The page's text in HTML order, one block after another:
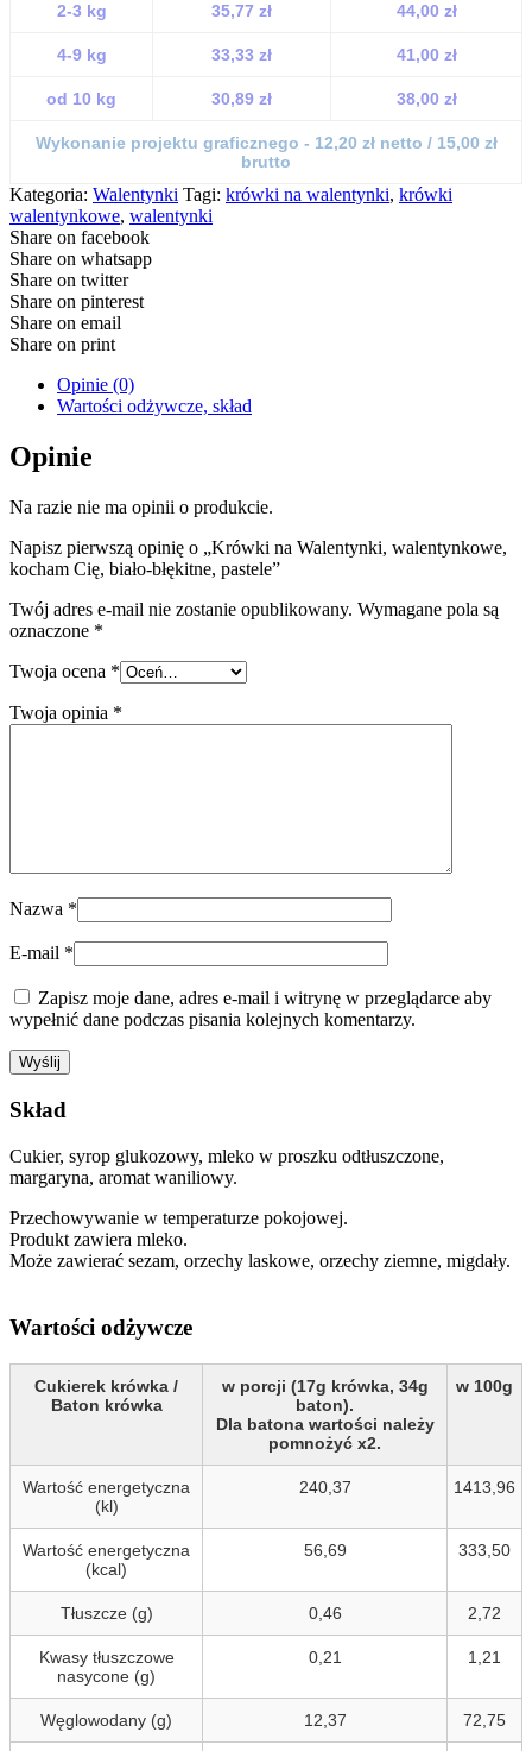
2-3 kg 35,77 zł 44,00 zł
4-9 kg 33,33 zł 41,00 zł
od 10 kg 30,89 zł 38,00 zł
Wykonanie projektu graficznego - 12,20 zł netto / 15,00 zł
brutto
Kategoria: Walentynki Tagi: krówki na walentynki, krówki
walentynkowe, walentynki
Share on facebook
Share on whatsapp
Share on twitter
Share on pinterest
Share on email
Share on print
Opinie (0)
Wartości odżywcze, skład
Opinie
Na razie nie ma opinii o produkcie.
Napisz pierwszą opinię o „Krówki na Walentynki, walentynkowe,
kocham Cię, biało-błękitne, pastele”
Twój adres e-mail nie zostanie opublikowany. Wymagane pola są
oznaczone *
Twoja ocena *
Twoja opinia *
Nazwa *
E-mail *
Zapisz moje dane, adres e-mail i witrynę w przeglądarce aby
wypełnić dane podczas pisania kolejnych komentarzy.
Skład
Cukier, syrop glukozowy, mleko w proszku odtłuszczone,
margaryna, aromat waniliowy.
Przechowywanie w temperaturze pokojowej.
Produkt zawiera mleko.
Może zawierać sezam, orzechy laskowe, orzechy ziemne, migdały.
Wartości odżywcze
Cukierek krówka /
Baton krówka
w porcji (17g krówka, 34g
baton).
Dla batona wartości należy
pomnożyć x2.
w 100g
Wartość energetyczna
(kl)
240,37 1413,96
Wartość energetyczna
(kcal)
56,69 333,50
Tłuszcze (g) 0,46 2,72
Kwasy tłuszczowe
nasycone (g)
0,21 1,21
Węglowodany (g) 12,37 72,75